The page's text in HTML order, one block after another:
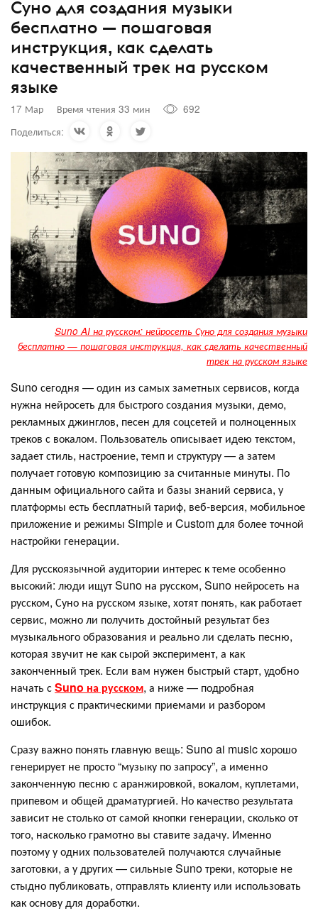
Суно для создания музыки
бесплатно — пошаговая
инструкция, как сделать
качественный трек на русском
языке
17 Мар Время чтения 33 мин
692
Поделиться:
Suno AI на русском: нейросеть Суно для создания музыки
бесплатно — пошаговая инструкция, как сделать качественный
трек на русском языке
Suno сегодня — один из самых заметных сервисов, когда
нужна нейросеть для быстрого создания музыки, демо,
рекламных джинглов, песен для соцсетей и полноценных
треков с вокалом. Пользователь описывает идею текстом,
задает стиль, настроение, темп и структуру — а затем
получает готовую композицию за считанные минуты. По
данным официального сайта и базы знаний сервиса, у
платформы есть бесплатный тариф, веб-версия, мобильное
приложение и режимы Simple и Custom для более точной
настройки генерации.
Для русскоязычной аудитории интерес к теме особенно
высокий: люди ищут Suno на русском, Suno нейросеть на
русском, Суно на русском языке, хотят понять, как работает
сервис, можно ли получить достойный результат без
музыкального образования и реально ли сделать песню,
которая звучит не как сырой эксперимент, а как
законченный трек. Если вам нужен быстрый старт, удобно
начать сSuno на русском, а ниже — подробная
инструкция с практическими приемами и разбором
ошибок.
Сразу важно понять главную вещь: Suno ai music хорошо
генерирует не просто “музыку по запросу”, а именно
законченную песню с аранжировкой, вокалом, куплетами,
припевом и общей драматургией. Но качество результата
зависит не столько от самой кнопки генерации, сколько от
того, насколько грамотно вы ставите задачу. Именно
поэтому у одних пользователей получаются случайные
заготовки, а у других — сильные Suno треки, которые не
стыдно публиковать, отправлять клиенту или использовать
как основу для доработки.